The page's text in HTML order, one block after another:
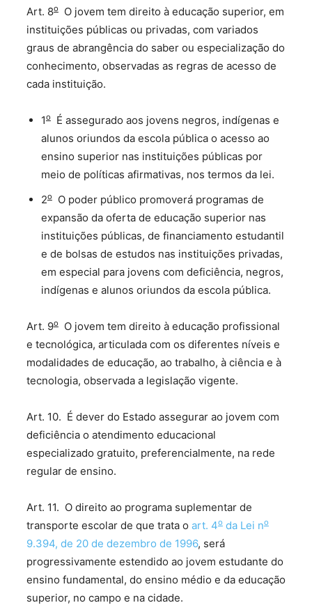
Art. 8oO jovem tem direito à educação superior, em
instituições públicas ou privadas, com variados
graus de abrangência do saber ou especialização do
conhecimento, observadas as regras de acesso de
cada instituição.
1oÉ assegurado aos jovens negros, indígenas e
alunos oriundos da escola pública o acesso ao
ensino superior nas instituições públicas por
meio de políticas afirmativas, nos termos da lei.
2oO poder público promoverá programas de
expansão da oferta de educação superior nas
instituições públicas, de financiamento estudantil
e de bolsas de estudos nas instituições privadas,
em especial para jovens com deficiência, negros,
indígenas e alunos oriundos da escola pública.
Art. 9oO jovem tem direito à educação profissional
e tecnológica, articulada com os diferentes níveis e
modalidades de educação, ao trabalho, à ciência e à
tecnologia, observada a legislação vigente.
Art. 10. É dever do Estado assegurar ao jovem com
deficiência o atendimento educacional
especializado gratuito, preferencialmente, na rede
regular de ensino.
Art. 11. O direito ao programa suplementar de
transporte escolar de que trata o art. 4oda Lei no
9.394, de 20 de dezembro de 1996, será
progressivamente estendido ao jovem estudante do
ensino fundamental, do ensino médio e da educação
superior, no campo e na cidade.